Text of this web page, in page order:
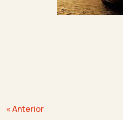
Navegación
« Anterior